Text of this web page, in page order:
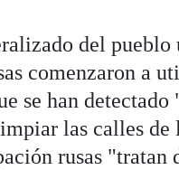
del pueblo
comenzaron a
se han detectado
las calles de
rusas "tratan